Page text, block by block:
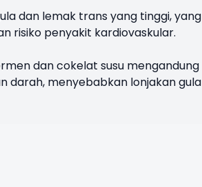
dan lemak trans yang tinggi, yang
risiko penyakit kardiovaskular.
dan cokelat susu mengandung
darah, menyebabkan lonjakan gula